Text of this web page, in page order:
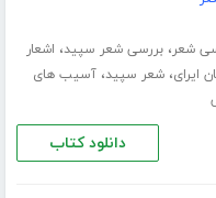
شعر،بررسی شعر سپید، اشعار
ایرای،شعر سپید،آسیب های
دانلود کتاب